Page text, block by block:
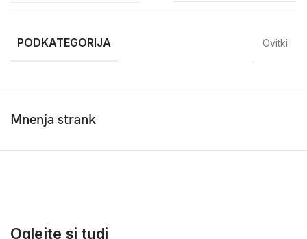
PODKATEGORIJA Ovitki
Mnenja strank
Oglejte si tudi